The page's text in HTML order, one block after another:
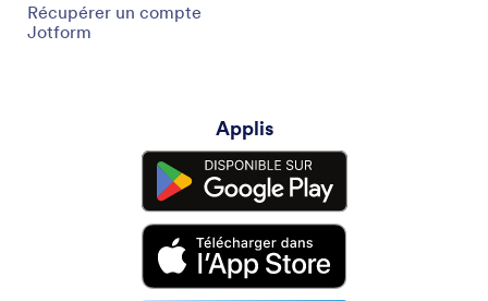
Récupérer un compte
Jotform
Applis